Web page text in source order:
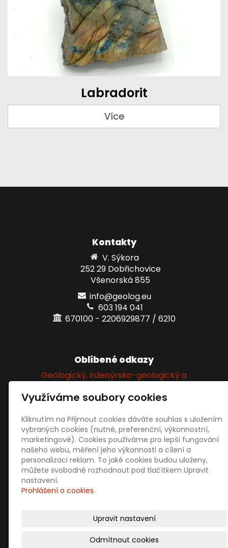
Labradorit
Více
Kontakty
V. Sýkora
252 29 Dobřichovice
Všenorská 855
info@geolog.eu
603 194 041
670100 - 2206929877 / 6210
Oblíbené odkazy
Geologický, inženýrsko-geologický a
Sociální sítě
Prodejní informace
Obchodní podmínky
Ochrana osobních údajů
Využíváme soubory cookies
Kliknutím na Přijmout cookies dáváte souhlas s uložením
vybraných cookies (nutné, preferenční, výkonnostní,
marketingové). Cookies používáme pro lepší fungování
našeho webu, měření jeho výkonnosti a cílení a
personalizaci reklam. To jaké cookies budou uloženy,
můžete svobodně rozhodnout pod tlačítkem Upravit
nastavení.
Prohlášení o cookies.
Upravit nastavení
Odmítnout cookies